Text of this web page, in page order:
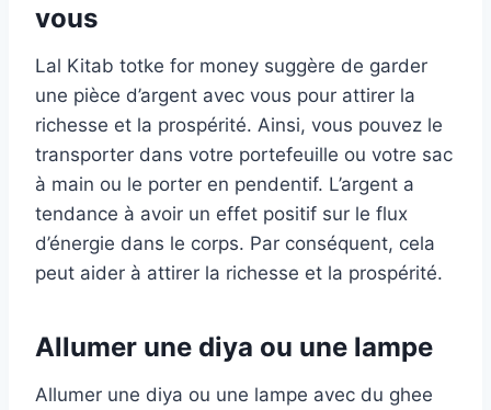
vous
Lal Kitab totke for money suggère de garder
une pièce d’argent avec vous pour attirer la
richesse et la prospérité. Ainsi, vous pouvez le
transporter dans votre portefeuille ou votre sac
à main ou le porter en pendentif. L’argent a
tendance à avoir un effet positif sur le flux
d’énergie dans le corps. Par conséquent, cela
peut aider à attirer la richesse et la prospérité.
Allumer une diya ou une lampe
Allumer une diya ou une lampe avec du ghee